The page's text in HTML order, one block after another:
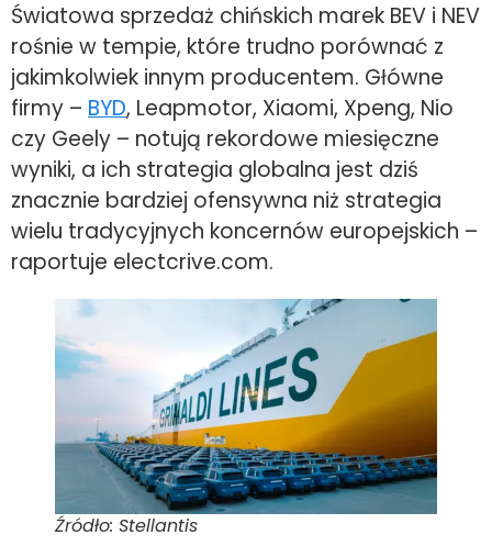
Światowa sprzedaż chińskich marek BEV i NEV
rośnie w tempie, które trudno porównać z
jakimkolwiek innym producentem. Główne
firmy – BYD, Leapmotor, Xiaomi, Xpeng, Nio
czy Geely – notują rekordowe miesięczne
wyniki, a ich strategia globalna jest dziś
znacznie bardziej ofensywna niż strategia
wielu tradycyjnych koncernów europejskich –
raportuje electcrive.com.
Źródło: Stellantis